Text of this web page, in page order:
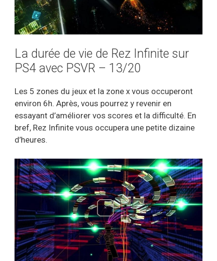
La durée de vie de Rez Infinite sur
PS4 avec PSVR – 13/20
Les 5 zones du jeux et la zone x vous occuperont
environ 6h. Après, vous pourrez y revenir en
essayant d’améliorer vos scores et la difficulté. En
bref, Rez Infinite vous occupera une petite dizaine
d’heures.